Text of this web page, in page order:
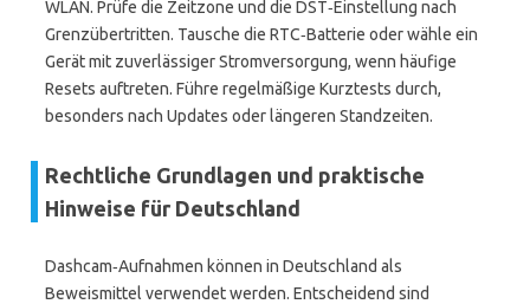
WLAN. Prüfe die Zeitzone und die DST‑Einstellung nach
Grenzübertritten. Tausche die RTC‑Batterie oder wähle ein
Gerät mit zuverlässiger Stromversorgung, wenn häufige
Resets auftreten. Führe regelmäßige Kurztests durch,
besonders nach Updates oder längeren Standzeiten.
Rechtliche Grundlagen und praktische
Hinweise für Deutschland
Dashcam‑Aufnahmen können in Deutschland als
Beweismittel verwendet werden. Entscheidend sind